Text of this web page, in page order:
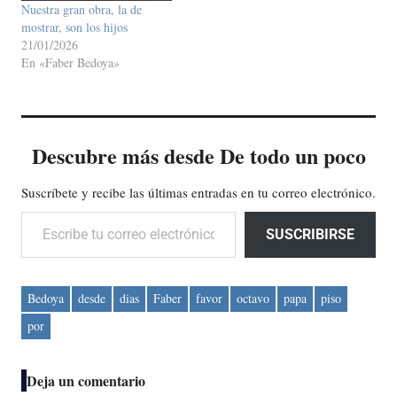
Nuestra gran obra, la de
mostrar, son los hijos
21/01/2026
En «Faber Bedoya»
Descubre más desde De todo un poco
Suscríbete y recibe las últimas entradas en tu correo electrónico.
Escribe tu correo electrónico…
SUSCRIBIRSE
Bedoya desde dias Faber favor octavo papa
piso
por
Deja un comentario